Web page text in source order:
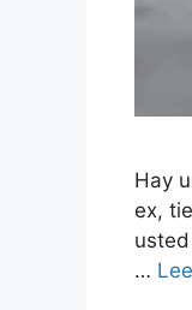
Hay
ex,
…